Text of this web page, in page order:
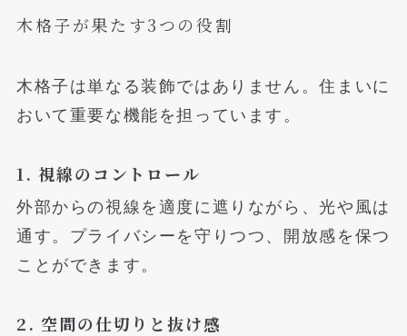
木格子が果たす3つの役割
木格子は単なる装飾ではありません。住まいに
おいて重要な機能を担っています。
1. 視線のコントロール
外部からの視線を適度に遮りながら、光や風は
通す。プライバシーを守りつつ、開放感を保つ
ことができます。
2. 空間の仕切りと抜け感